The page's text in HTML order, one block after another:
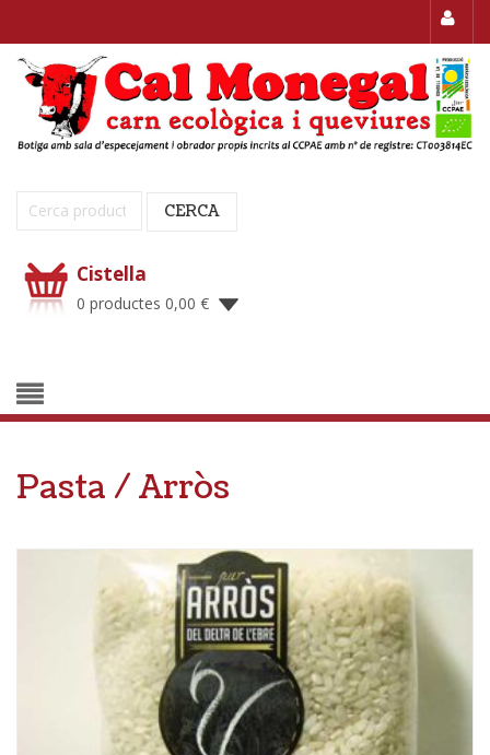
Cerca: CERCA
Cistella
0 productes 0,00 €
Pasta / Arròs